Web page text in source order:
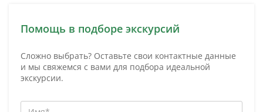
Помощь в подборе экскурсий
Сложно выбрать? Оставьте свои контактные данные
и мы свяжемся с вами для подбора идеальной
экскурсии.